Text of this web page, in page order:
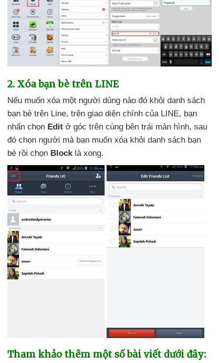
2. Xóa bạn bè trên LINE
Nếu muốn xóa một người dùng nào đó khỏi danh sách
bạn bè trên Line, trên giao diện chính của LINE, bạn
nhấn chọn Edit ở góc trên cùng bên trái màn hình, sau
đó chọn người mà bạn muốn xóa khỏi danh sách bạn
bè rồi chọn Block là xong.
Tham khảo thêm một số bài viết dưới đây: